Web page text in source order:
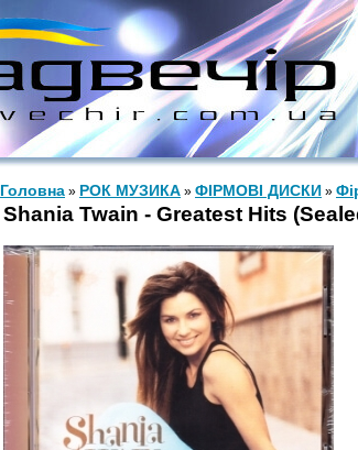
Головна » РОК МУЗИКА » ФІРМОВІ ДИСКИ »
Shania Twain - Greatest Hits